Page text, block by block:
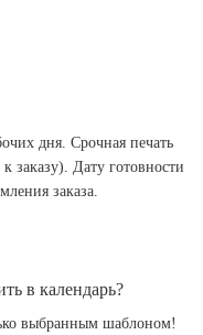
дня. Срочная печать
заказу). Дату готовности
заказа.
в календарь?
выбранным шаблоном!